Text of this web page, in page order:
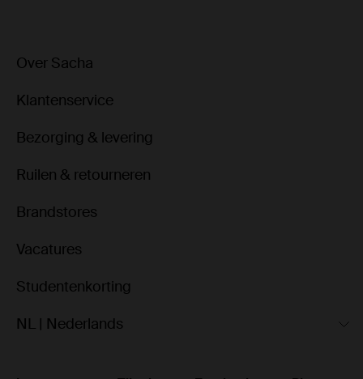
Over Sacha
Klantenservice
Bezorging & levering
Ruilen & retourneren
Brandstores
Vacatures
Studentenkorting
NL | Nederlands